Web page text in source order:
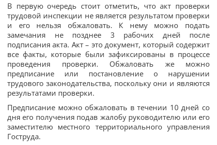
В первую очередь стоит отметить, что акт проверки
трудовой инспекции не является результатом проверки
и его нельзя обжаловать. К нему можно подать
замечания не позднее 3 рабочих дней после
подписания акта. Акт – это документ, который содержит
все факты, которые были зафиксированы в процессе
проведения проверки. Обжаловать же можно
предписание или постановление о нарушении
трудового законодательства, поскольку они и являются
результатами проверки.
Предписание можно обжаловать в течении 10 дней со
дня его получения подав жалобу руководителю или его
заместителю местного территориального управления
Гоструда.